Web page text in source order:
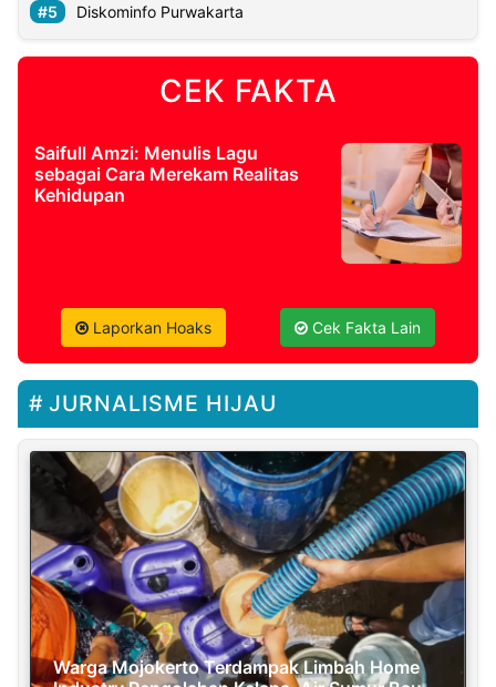
Diskominfo Purwakarta
CEK FAKTA
Saifull Amzi: Menulis Lagu
sebagai Cara Merekam Realitas
Kehidupan
Laporkan Hoaks Cek Fakta Lain
JURNALISME HIJAU
Warga Mojokerto Terdampak Limbah Home